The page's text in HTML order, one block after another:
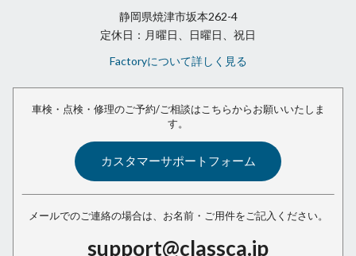
静岡県焼津市坂本262-4
定休日：月曜日、日曜日、祝日
Factoryについて詳しく見る
車検・点検・修理のご予約/ご相談は こちらからお願いいたしま
す。
カスタマーサポートフォーム
メールでのご連絡の場合は、 お名前・ご用件をご記入ください。
support@classca.jp